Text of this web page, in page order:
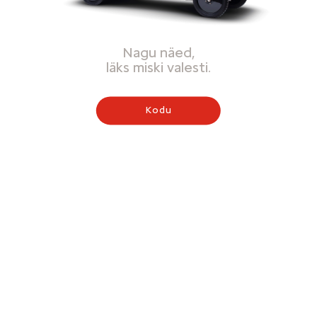
Nagu näed,
läks miski valesti.
Kodu